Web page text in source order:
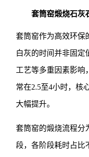
套筒窑煅烧石灰
套筒窑作为高效环保
白灰的时间并非固定
工艺等多重因素影响
常在2.5至4小时，核
大幅提升。
套筒窑的煅烧流程分
段，各阶段耗时占比